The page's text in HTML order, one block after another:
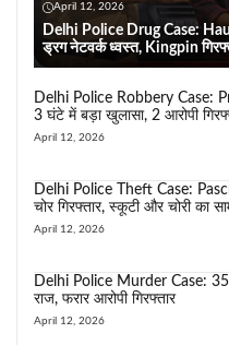
April 12, 2026
Delhi Police Drug Case:
ड्रग नेटवर्क ध्वस्त, Kingpin
Delhi Police Robbery Case:
3 घंटे में बड़ा खुलासा, 2 आरोपी
April 12, 2026
Delhi Police Theft Case:
चोर गिरफ्तार, स्कूटी और चोरी का
April 12, 2026
Delhi Police Murder Case: 35
राज, फरार आरोपी गिरफ्तार
April 12, 2026